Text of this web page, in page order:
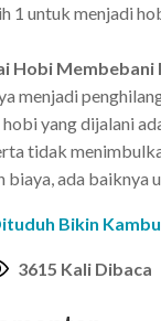
1 untuk menjadi
Hobi Membebani
menjadi
yang dijalani
tidak
biaya, ada baiknya
Bikin
3615 Kali Dibaca